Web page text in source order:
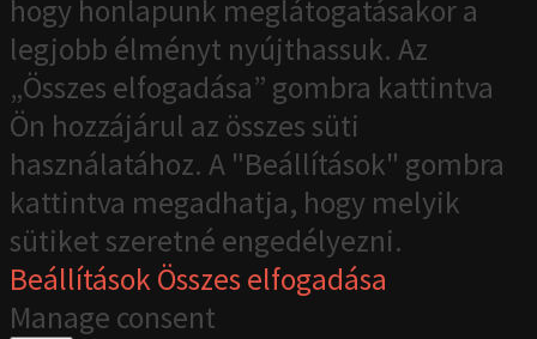
hogy honlapunk meglátogatásakor a
legjobb élményt nyújthassuk. Az
„Összes elfogadása” gombra kattintva
Ön hozzájárul az összes süti
használatához. A "Beállítások" gombra
kattintva megadhatja, hogy melyik
sütiket szeretné engedélyezni.
BeállításokÖsszes elfogadása
Manage consent